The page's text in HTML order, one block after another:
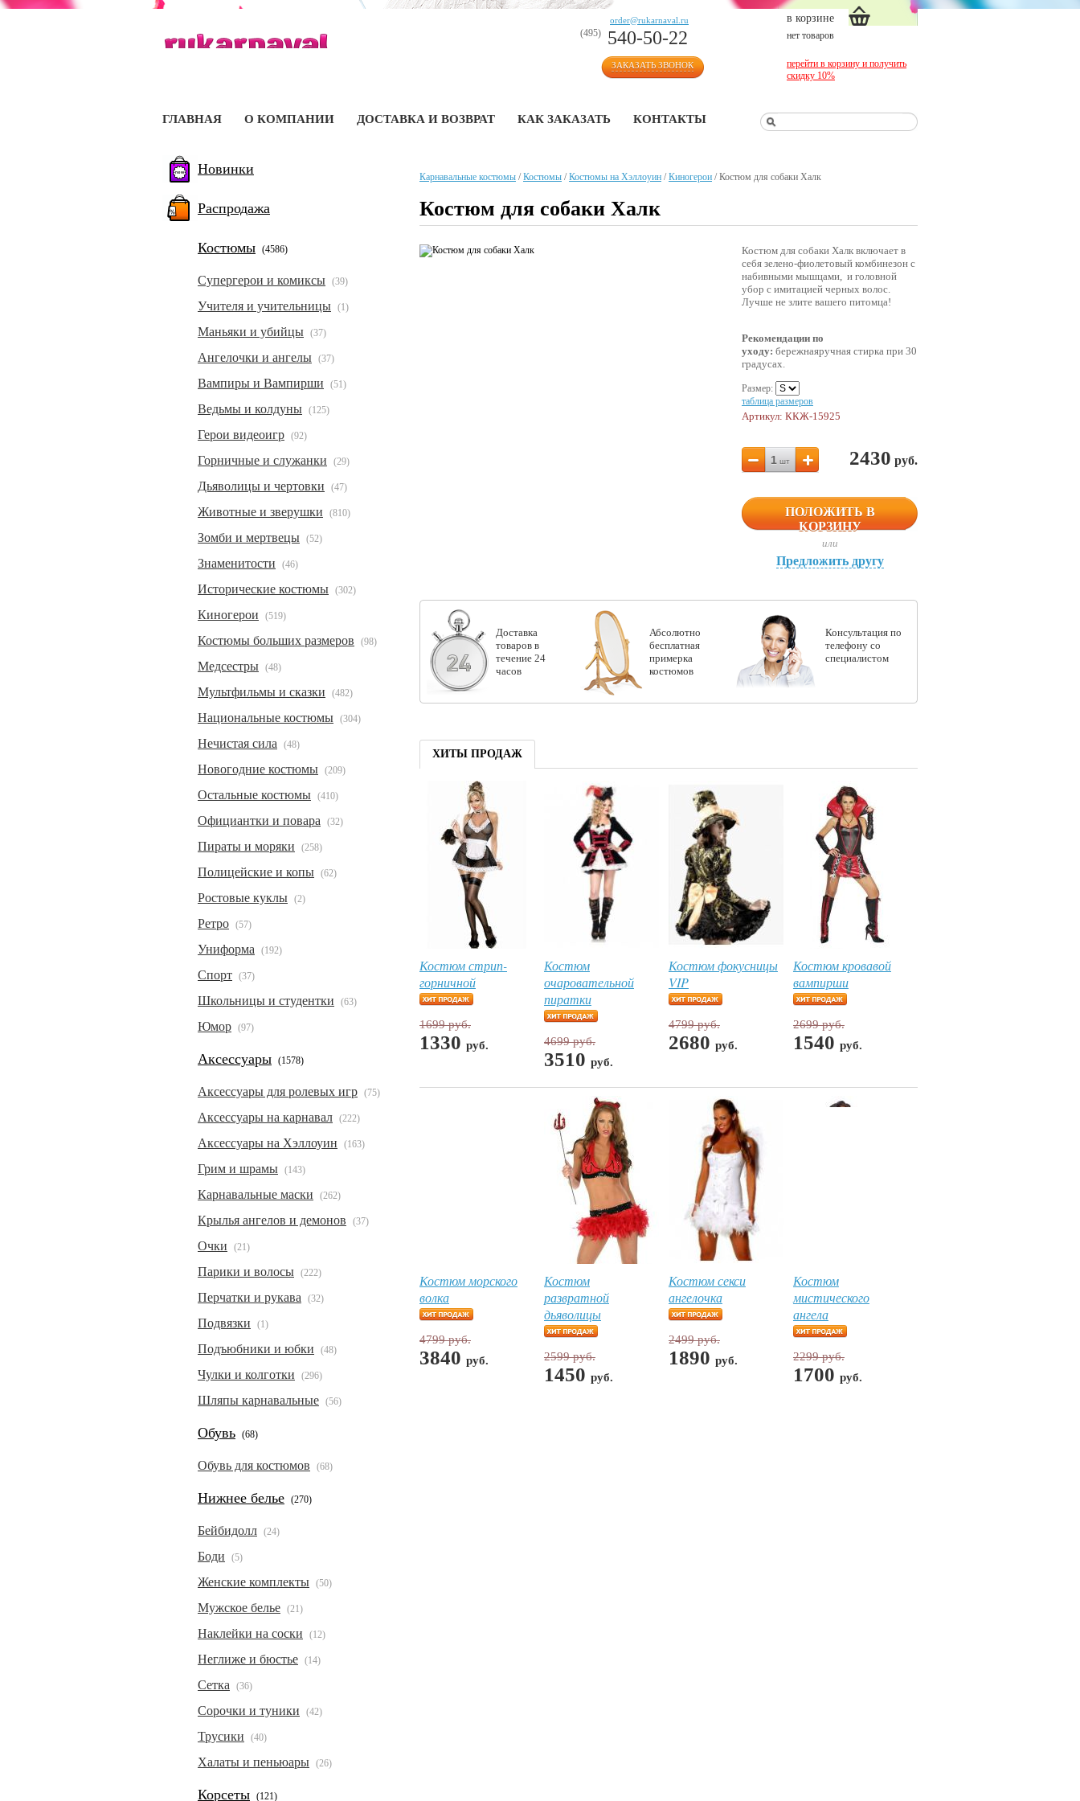
order@rukarnaval.ru
(495) 540-50-22
ЗАКАЗАТЬ ЗВОНОК
в корзине
нет товаров
перейти в корзину и получить
скидку 10%
ГЛАВНАЯ О КОМПАНИИ ДОСТАВКА И ВОЗВРАТ КАК ЗАКАЗАТЬ КОНТАКТЫ
Новинки
Распродажа
Костюмы (4586)
Супергерои и комиксы (39)
Учителя и учительницы (1)
Маньяки и убийцы (37)
Ангелочки и ангелы (37)
Вампиры и Вампирши (51)
Ведьмы и колдуны (125)
Герои видеоигр (92)
Горничные и служанки (29)
Дьяволицы и чертовки (47)
Животные и зверушки (810)
Зомби и мертвецы (52)
Знаменитости (46)
Исторические костюмы (302)
Киногерои (519)
Костюмы больших размеров (98)
Медсестры (48)
Мультфильмы и сказки (482)
Национальные костюмы (304)
Нечистая сила (48)
Новогодние костюмы (209)
Остальные костюмы (410)
Официантки и повара (32)
Пираты и моряки (258)
Полицейские и копы (62)
Ростовые куклы (2)
Ретро (57)
Униформа (192)
Спорт (37)
Школьницы и студентки (63)
Юмор (97)
Аксессуары (1578)
Аксессуары для ролевых игр (75)
Аксессуары на карнавал (222)
Аксессуары на Хэллоуин (163)
Грим и шрамы (143)
Карнавальные маски (262)
Крылья ангелов и демонов (37)
Очки (21)
Парики и волосы (222)
Перчатки и рукава (32)
Подвязки (1)
Подъюбники и юбки (48)
Чулки и колготки (296)
Шляпы карнавальные (56)
Обувь (68)
Обувь для костюмов (68)
Нижнее белье (270)
Бейбидолл (24)
Боди (5)
Женские комплекты (50)
Мужское белье (21)
Наклейки на соски (12)
Неглиже и бюстье (14)
Сетка (36)
Сорочки и туники (42)
Трусики (40)
Халаты и пеньюары (26)
Корсеты (121)
Карнавальные костюмы /Костюмы /Костюмы на Хэллоуин /Киногерои /Костюм для собаки Халк
Костюм для собаки Халк
Костюм для собаки Халк включает в
себя зелено-фиолетовый комбинезон с
набивными мышцами, и головной
убор с имитацией черных волос.
Лучше не злите вашего питомца!
Рекомендации по
уходу: бережнаяручная стирка при 30
градусах.
Размер:
таблица размеров
Артикул: ККЖ-15925
2430 руб.
1 шт
ПОЛОЖИТЬ В
КОРЗИНУ
или
Предложить другу
Доставка
товаров в
течение 24
часов
Абсолютно
бесплатная
примерка
костюмов
Консультация по
телефону со
специалистом
ХИТЫ ПРОДАЖ
Костюм стрип-
горничной
1699 руб.
1330 руб.
Костюм
очаровательной
пиратки
4699 руб.
3510 руб.
Костюм фокусницы
VIP
4799 руб.
2680 руб.
Костюм кровавой
вампирши
2699 руб.
1540 руб.
Костюм морского
волка
4799 руб.
3840 руб.
Костюм
развратной
дьяволицы
2599 руб.
1450 руб.
Костюм секси
ангелочка
2499 руб.
1890 руб.
Костюм
мистического
ангела
2299 руб.
1700 руб.